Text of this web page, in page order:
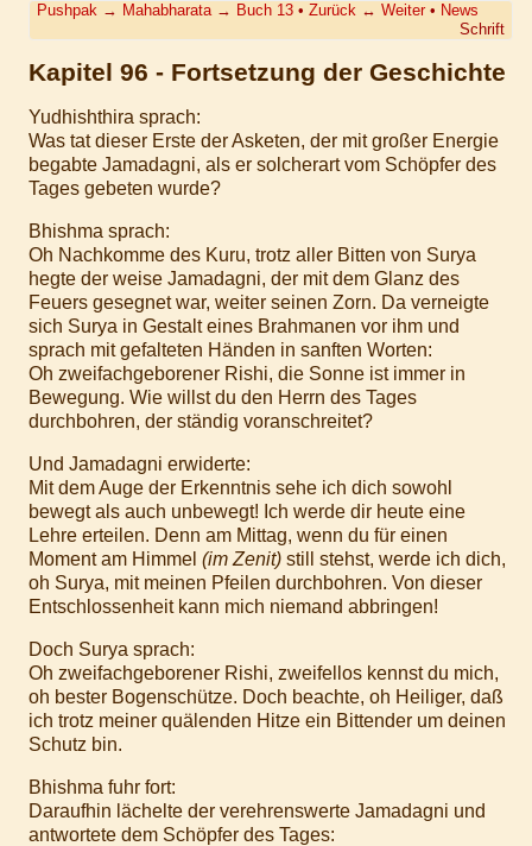
Pushpak → Mahabharata → Buch 13 •Zurück ↔ Weiter• News
Schrift
Kapitel 96 - Fortsetzung der Geschichte
Yudhishthira sprach:
Was tat dieser Erste der Asketen, der mit großer Energie
begabte Jamadagni, als er solcherart vom Schöpfer des
Tages gebeten wurde?
Bhishma sprach:
Oh Nachkomme des Kuru, trotz aller Bitten von Surya
hegte der weise Jamadagni, der mit dem Glanz des
Feuers gesegnet war, weiter seinen Zorn. Da verneigte
sich Surya in Gestalt eines Brahmanen vor ihm und
sprach mit gefalteten Händen in sanften Worten:
Oh zweifachgeborener Rishi, die Sonne ist immer in
Bewegung. Wie willst du den Herrn des Tages
durchbohren, der ständig voranschreitet?
Und Jamadagni erwiderte:
Mit dem Auge der Erkenntnis sehe ich dich sowohl
bewegt als auch unbewegt! Ich werde dir heute eine
Lehre erteilen. Denn am Mittag, wenn du für einen
Moment am Himmel (im Zenit) still stehst, werde ich dich,
oh Surya, mit meinen Pfeilen durchbohren. Von dieser
Entschlossenheit kann mich niemand abbringen!
Doch Surya sprach:
Oh zweifachgeborener Rishi, zweifellos kennst du mich,
oh bester Bogenschütze. Doch beachte, oh Heiliger, daß
ich trotz meiner quälenden Hitze ein Bittender um deinen
Schutz bin.
Bhishma fuhr fort:
Daraufhin lächelte der verehrenswerte Jamadagni und
antwortete dem Schöpfer des Tages: